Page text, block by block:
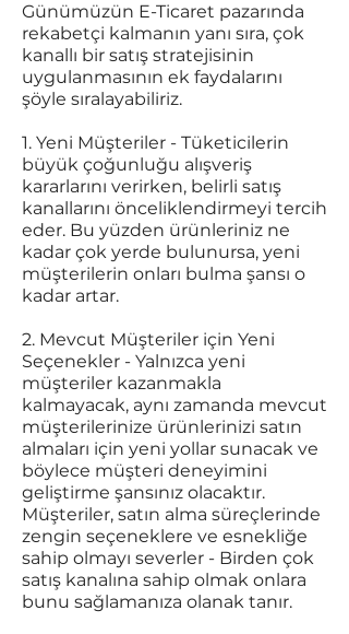
Günümüzün E-Ticaret pazarında
rekabetçi kalmanın yanı sıra, çok
kanallı bir satış stratejisinin
uygulanmasının ek faydalarını
şöyle sıralayabiliriz.
1. Yeni Müşteriler - Tüketicilerin
büyük çoğunluğu alışveriş
kararlarını verirken, belirli satış
kanallarını önceliklendirmeyi tercih
eder. Bu yüzden ürünleriniz ne
kadar çok yerde bulunursa, yeni
müşterilerin onları bulma şansı o
kadar artar.
2. Mevcut Müşteriler için Yeni
Seçenekler - Yalnızca yeni
müşteriler kazanmakla
kalmayacak, aynı zamanda mevcut
müşterilerinize ürünlerinizi satın
almaları için yeni yollar sunacak ve
böylece müşteri deneyimini
geliştirme şansınız olacaktır.
Müşteriler, satın alma süreçlerinde
zengin seçeneklere ve esnekliğe
sahip olmayı severler - Birden çok
satış kanalına sahip olmak onlara
bunu sağlamanıza olanak tanır.